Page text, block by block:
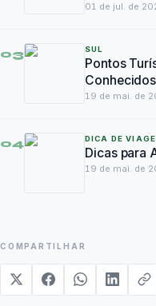
01 de jul. de
03 SUL
Pontos
19 de mai. de
04 DICA DE
Dicas para
19 de mai. de
COMPARTILHAR